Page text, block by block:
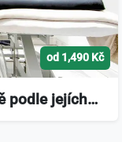
od 1,490 Kč
podle jejích…